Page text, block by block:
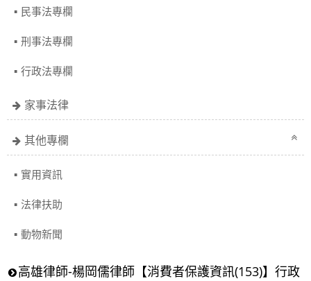
民事法專欄
刑事法專欄
行政法專欄
家事法律
其他專欄
實用資訊
法律扶助
動物新聞
高雄律師-楊岡儒律師【消費者保護資訊(153)】行政